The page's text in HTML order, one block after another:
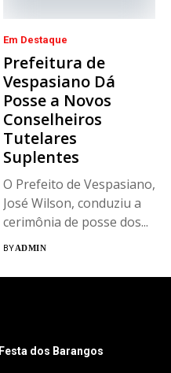
Em Destaque
Prefeitura de
Vespasiano Dá
Posse a Novos
Conselheiros
Tutelares
Suplentes
O Prefeito de Vespasiano,
José Wilson, conduziu a
cerimônia de posse dos...
BYADMIN
Festa dos Barangos